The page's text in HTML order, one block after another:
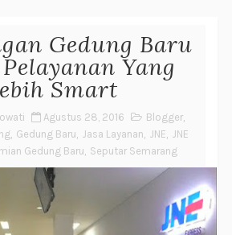
Gedung Baru
Yang
Smart
Agustus 28, 2016 Blogger,
, Gedung Baru, Jasa Layanan, JNE, JNE
Gedung Baru, Seputar Semarang